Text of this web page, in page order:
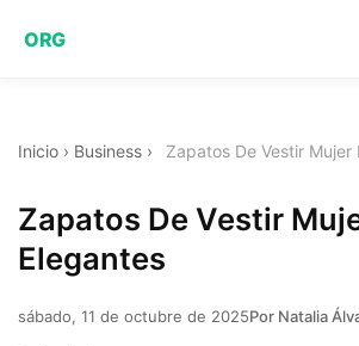
ORG
Inicio › Business › Zapatos De Vestir Mujer
Zapatos De Vestir
Elegantes
sábado, 11 de octubre de 2025Por Natalia